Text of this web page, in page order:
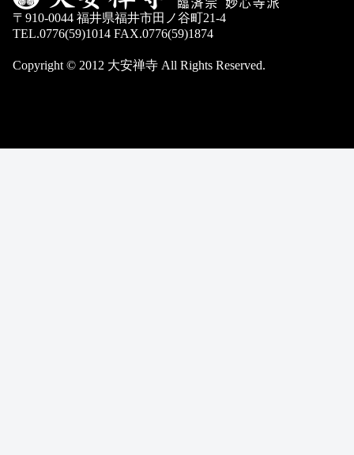
〒910-0044 福井県福井市田ノ谷町21-4
TEL.0776(59)1014 FAX.0776(59)1874
Copyright © 2012 大安禅寺 All Rights Reserved.